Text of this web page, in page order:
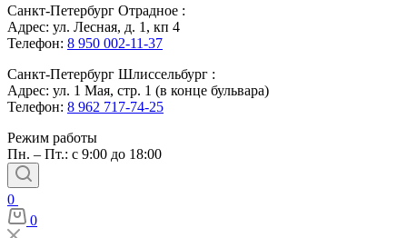
Санкт-Петербург Отрадное :
Адрес: ул. Лесная, д. 1, кп 4
Телефон: 8 950 002-11-37
Санкт-Петербург Шлиссельбург :
Адрес: ул. 1 Мая, стр. 1 (в конце бульвара)
Телефон: 8 962 717-74-25
Режим работы
Пн. – Пт.: с 9:00 до 18:00
0
0